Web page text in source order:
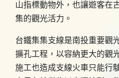
山指標動物外，也讓遊客在
集的觀光活力。
台鐵集集支線是南投重要觀
擴孔工程，以容納更大的觀
施工也造成支線火車只能行